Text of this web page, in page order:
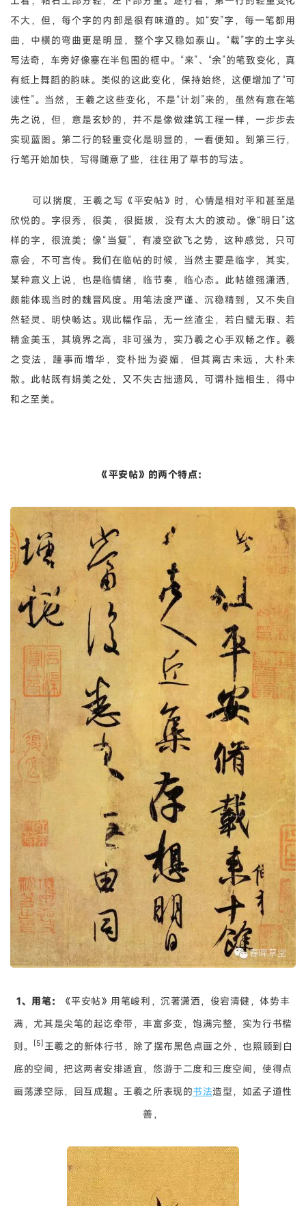
不大，但，每个字的内部是很有味道的。如“安”字，每一笔都用
曲，中横的弯曲更是明显，整个字又稳如泰山。“载”字的土字头
写法奇，车旁好像塞在半包围的框中。“来”、“余”的笔致变化，真
有纸上舞蹈的韵味。类似的这此变化，保持始终，这便增加了“可
读性”。当然，王羲之这些变化，不是“计划”来的，虽然有意在笔
先之说，但，意是玄妙的，并不是像做建筑工程一样，一步步去
实现蓝图。第二行的轻重变化是明显的，一看便知。到第三行，
行笔开始加快，写得随意了些，往往用了草书的写法。
可以揣度，王羲之写《平安帖》时，心情是相对平和甚至是
欣悦的。字很秀，很美，很挺拔，没有太大的波动。像“明日”这
样的字，很流美；像“当复”，有凌空欲飞之势，这种感觉，只可
意会，不可言传。我们在临帖的时候，当然主要是临字，其实，
某种意义上说，也是临情绪，临节奏，临心态。此帖雄强潇洒，
颇能体现当时的魏晋风度。用笔法度严谨、沉稳精到，又不失自
然轻灵、明快畅达。观此幅作品，无一丝渣尘，若白璧无瑕、若
精金美玉，其境界之高，非可强为，实乃羲之心手双畅之作。羲
之变法，踵事而增华，变朴拙为姿媚，但其离古未远，大朴未
散。此帖既有娟美之处，又不失古拙遗风，可谓朴拙相生，得中
和之至美。
《平安帖》的两个特点：
1、用笔：
《平安帖》用笔峻利，沉著潇洒，俊宕清健，体势丰
满，尤其是尖笔的起讫牵带，丰富多变，饱满完整，实为行书楷
则。
[5] 王羲之的新体行书，除了摆布黑色点画之外，也照顾到白
底的空间，把这两者安排适宜，悠游于二度和三度空间，使得点
画荡漾空际，回互成趣。王羲之所表现的书法造型，如孟子道性
善，